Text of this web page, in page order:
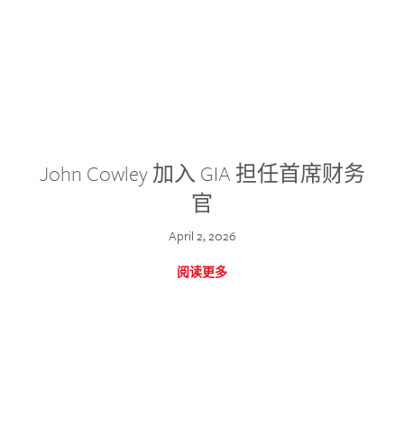
John Cowley 加入 GIA 担任首席财务
官
April 2, 2026
阅读更多